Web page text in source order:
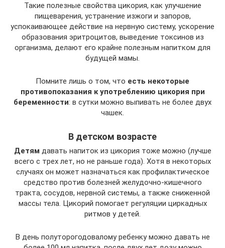
Такие полезные свойства цикория, как улучшение
пищеварения, устранение изжоги и запоров,
успокаивающее действие на нервную систему, ускорение
образования эритроцитов, выведение токсинов из
организма, делают его крайне полезным напитком для
будущей мамы.
Помните лишь о том, что есть некоторые
противопоказания к употреблению цикория при
беременности: в сутки можно выпивать не более двух
чашек.
В детском возрасте
Детям давать напиток из цикория тоже можно (лучше
всего с трех лет, но не раньше года). Хотя в некоторых
случаях он может назначаться как профилактическое
средство против болезней желудочно-кишечного
тракта, сосудов, нервной системы, а также сниженной
массы тела. Цикорий помогает регуляции циркадных
ритмов у детей.
В день полуторогодовалому ребенку можно давать не